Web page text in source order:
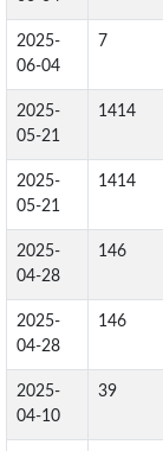
2025-
06-04
7
2025-
05-21
1414
2025-
05-21
1414
2025-
04-28
146
2025-
04-28
146
2025-
04-10
39